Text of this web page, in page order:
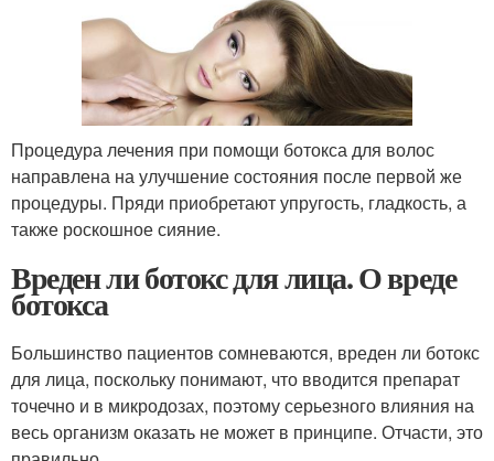
Процедура лечения при помощи ботокса для волос
направлена на улучшение состояния после первой же
процедуры. Пряди приобретают упругость, гладкость, а
также роскошное сияние.
Вреден ли ботокс для лица. О вреде
ботокса
Большинство пациентов сомневаются, вреден ли ботокс
для лица, поскольку понимают, что вводится препарат
точечно и в микродозах, поэтому серьезного влияния на
весь организм оказать не может в принципе. Отчасти, это